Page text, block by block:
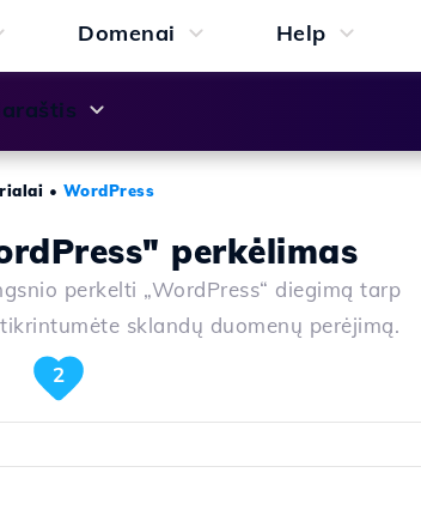
Domenai Help
• WordPress
perkėlimas
perkelti „WordPress“ diegimą tarp
sklandų duomenų perėjimą.
2